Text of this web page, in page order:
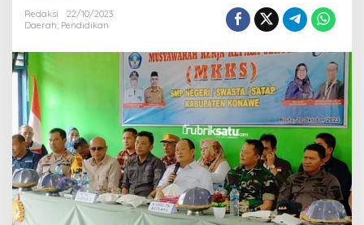
w
a
r
a
h
M
K
K
S
S
M
Redaksi
22/10/2023
Daerah, Pendidikan